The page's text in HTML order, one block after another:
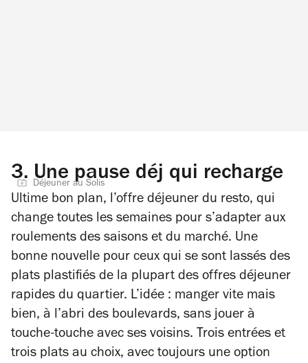
3. Une pause déj qui recharge
Déjeuner au Solis
Ultime bon plan, l’offre déjeuner du resto, qui
change toutes les semaines pour s’adapter aux
roulements des saisons et du marché. Une
bonne nouvelle pour ceux qui se sont lassés des
plats plastifiés de la plupart des offres déjeuner
rapides du quartier. L’idée : manger vite mais
bien, à l’abri des boulevards, sans jouer à
touche-touche avec ses voisins. Trois entrées et
trois plats au choix, avec toujours une option